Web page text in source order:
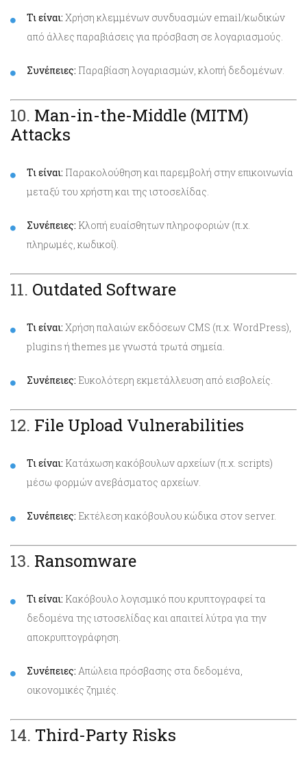
Τι είναι: Χρήση κλεμμένων συνδυασμών email/κωδικών
από άλλες παραβιάσεις για πρόσβαση σε λογαριασμούς.
Συνέπειες: Παραβίαση λογαριασμών, κλοπή δεδομένων.
10. Man-in-the-Middle (MITM)
Attacks
Τι είναι: Παρακολούθηση και παρεμβολή στην επικοινωνία
μεταξύ του χρήστη και της ιστοσελίδας.
Συνέπειες: Κλοπή ευαίσθητων πληροφοριών (π.χ.
πληρωμές, κωδικοί).
11. Outdated Software
Τι είναι: Χρήση παλαιών εκδόσεων CMS (π.χ. WordPress),
plugins ή themes με γνωστά τρωτά σημεία.
Συνέπειες: Ευκολότερη εκμετάλλευση από εισβολείς.
12. File Upload Vulnerabilities
Τι είναι: Κατάχωση κακόβουλων αρχείων (π.χ. scripts)
μέσω φορμών ανεβάσματος αρχείων.
Συνέπειες: Εκτέλεση κακόβουλου κώδικα στον server.
13. Ransomware
Τι είναι: Κακόβουλο λογισμικό που κρυπτογραφεί τα
δεδομένα της ιστοσελίδας και απαιτεί λύτρα για την
αποκρυπτογράφηση.
Συνέπειες: Απώλεια πρόσβασης στα δεδομένα,
οικονομικές ζημιές.
14. Third-Party Risks